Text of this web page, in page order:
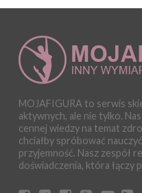
MOJAFIGURA to serwis
aktywnych, ale nie tylko.
cennej wiedzy na temat
chciałby spróbować
przyjemność. Nasz zespół
doświadczenia, która łączy